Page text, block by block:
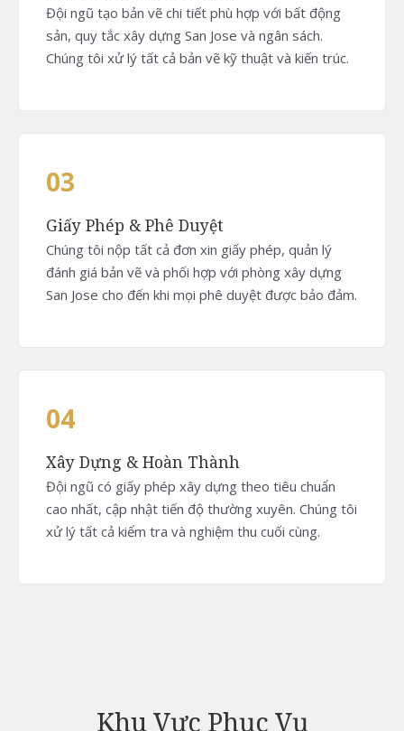
Đội ngũ tạo bản vẽ chi tiết phù hợp với bất động
sản, quy tắc xây dựng San Jose và ngân sách.
Chúng tôi xử lý tất cả bản vẽ kỹ thuật và kiến trúc.
03
Giấy Phép & Phê Duyệt
Chúng tôi nộp tất cả đơn xin giấy phép, quản lý
đánh giá bản vẽ và phối hợp với phòng xây dựng
San Jose cho đến khi mọi phê duyệt được bảo đảm.
04
Xây Dựng & Hoàn Thành
Đội ngũ có giấy phép xây dựng theo tiêu chuẩn
cao nhất, cập nhật tiến độ thường xuyên. Chúng tôi
xử lý tất cả kiểm tra và nghiệm thu cuối cùng.
Khu Vực Phục Vụ